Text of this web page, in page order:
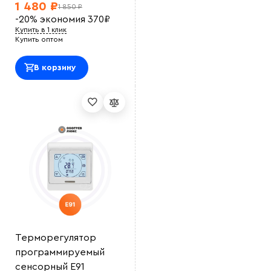
файл
1 850 ₽
1 480 ₽
-20% экономия 370₽
Купить в 1 клик
Купить оптом
В корзину
Терморегулятор
программируемый
сенсорный E91